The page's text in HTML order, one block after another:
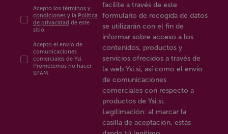
Acepto los términos y
condiciones y la Política
de privacidad de este
sitio.
Acepto el envío de
comunicaciones
comerciales de Ysi.
Prometemos no hacer
SPAM.
facilite a través de este
formulario de recogida de datos
se utilizarán con el fin de
informar sobre acceso a los
contenidos, productos y
servicios ofrecidos a través de
la web Ysi.si, así como el envío
de comunicaciones
comerciales con respecto a
productos de Ysi.si.
Legitimación: al marcar la
casilla de aceptación, estás